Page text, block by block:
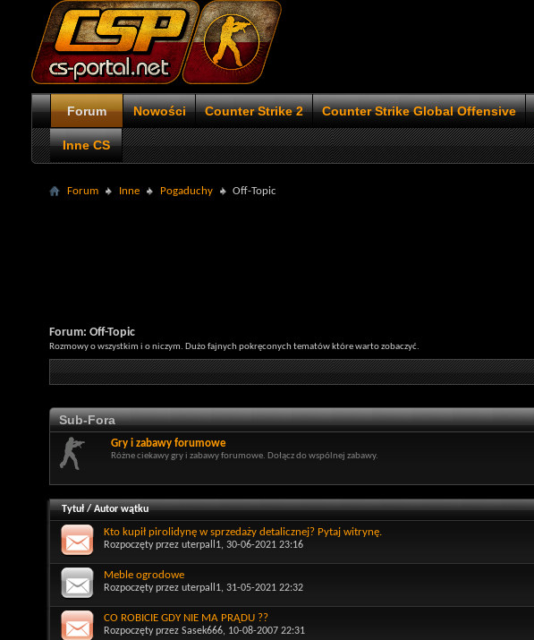
Forum Nowości Counter Strike 2 Counter Strike Global Offensive
Inne CS
Forum Inne Pogaduchy Off-Topic
Forum: Off-Topic
Rozmowy o wszystkim i o niczym. Dużo fajnych pokręconych tematów które warto zobaczyć.
Sub-Fora
Gry i zabawy forumowe
Różne ciekawy gry i zabawy forumowe. Dołącz do wspólnej zabawy.
Tytuł/Autor wątku
Kto kupił pirolidynę w sprzedaży detalicznej? Pytaj witrynę.
Rozpoczęty przez uterpall1, 30-06-2021 23:16
Meble ogrodowe
Rozpoczęty przez uterpall1, 31-05-2021 22:32
CO ROBICIE GDY NIE MA PRĄDU ??
Rozpoczęty przez Sasek666, 10-08-2007 22:31